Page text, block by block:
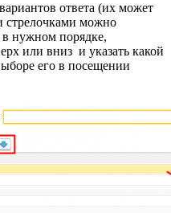
ответа (их может
стрелочками можно
в нужном порядке,
или вниз и указать какой
его в посещении